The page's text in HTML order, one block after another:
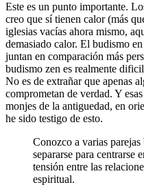
Este es un punto importante.
creo que sí tienen calor (más
iglesias vacías ahora mismo,
demasiado calor. El budismo
juntan en comparación más
budismo zen es realmente
No es de extrañar que apenas
comprometan de verdad. Y
monjes de la antiguedad, en
he sido testigo de esto.
Conozco a varias
separarse para centrarse
tensión entre las
espiritual.